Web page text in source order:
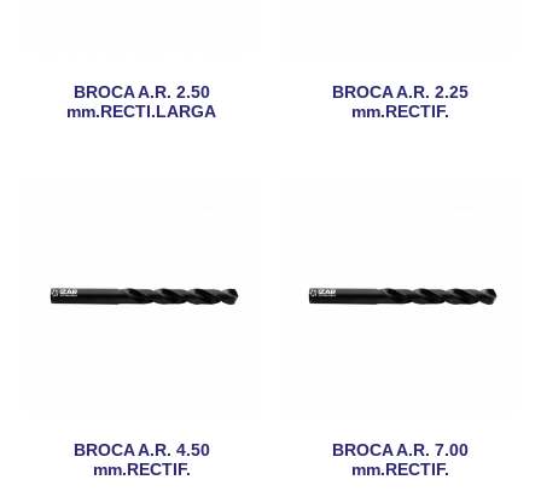
BROCA A.R. 2.50
mm.RECTI.LARGA
BROCA A.R. 2.25
mm.RECTIF.
BROCA A.R. 4.50
mm.RECTIF.
BROCA A.R. 7.00
mm.RECTIF.